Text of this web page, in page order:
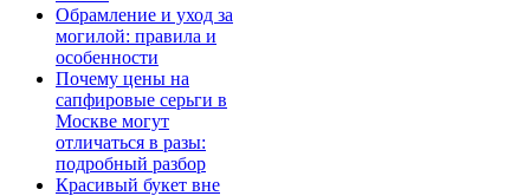
Обрамление и уход за
могилой: правила и
особенности
Почему цены на
сапфировые серьги в
Москве могут
отличаться в разы:
подробный разбор
Красивый букет вне